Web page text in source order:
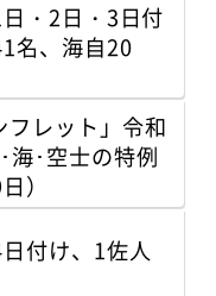
・2日・3日付
名、海自20
フレット」令和
･空士の特例
）
付け、1佐人